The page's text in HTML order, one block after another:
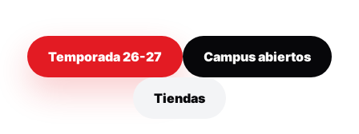
Temporada 26-27 Campus abiertos
Tiendas